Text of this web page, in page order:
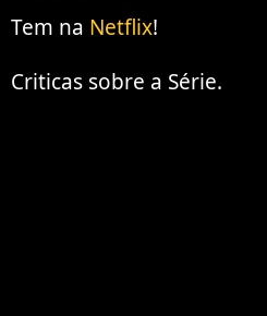
Tem na Netflix!
Criticas sobre a Série.